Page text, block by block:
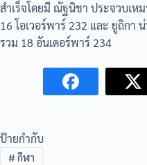
สำเร็จโดยมี ณัฐนิชา ประจวบเห
16 โอเวอร์พาร์ 232 และ ยูถิกา
รวม 18 อันเดอร์พาร์ 234
ป้ายกำกับ
# กีฬา